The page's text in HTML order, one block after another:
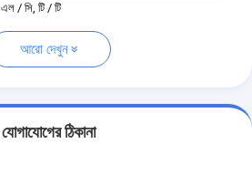
এল / সি, টি / টি
আরো দেখুন
যোগাযোগের ঠিকানা